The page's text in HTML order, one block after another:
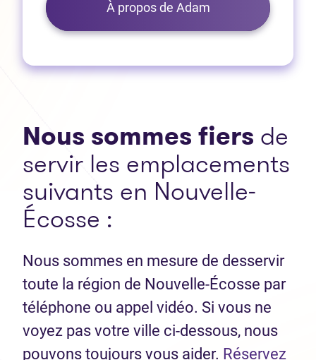
À propos de Adam
Nous sommes fiers de
servir les emplacements
suivants en Nouvelle-
Écosse :
Nous sommes en mesure de desservir
toute la région de Nouvelle-Écosse par
téléphone ou appel vidéo. Si vous ne
voyez pas votre ville ci-dessous, nous
pouvons toujours vous aider. Réservez